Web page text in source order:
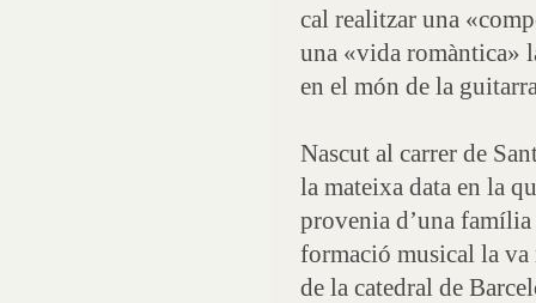
cal realitzar una
una «vida romàntica»
en el món de la
Nascut al carrer de
la mateixa data en la
provenia d’una família
formació musical la va
de la catedral de